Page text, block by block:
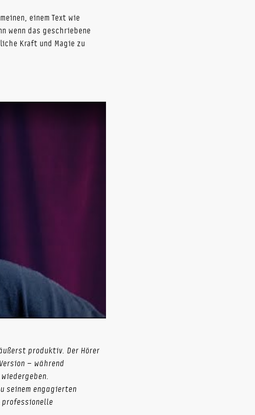
einem Text wie
wenn das geschriebene
Kraft und Magie zu
produktiv. Der Hörer
– während
seinem engagierten